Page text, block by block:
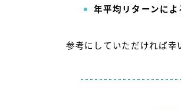
年平均リターンに
参考にしていただければ幸